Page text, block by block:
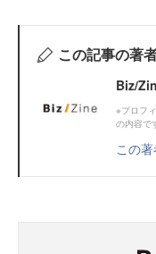
この記事の著
Biz/
※プロフ
の内容で
この